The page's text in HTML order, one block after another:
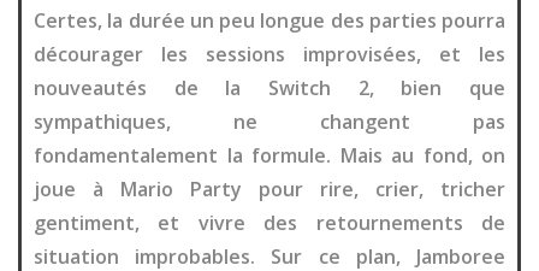
Certes, la durée un peu longue des parties pourra
décourager les sessions improvisées, et les
nouveautés de la Switch 2, bien que
sympathiques, ne changent pas
fondamentalement la formule. Mais au fond, on
joue à Mario Party pour rire, crier, tricher
gentiment, et vivre des retournements de
situation improbables. Sur ce plan, Jamboree